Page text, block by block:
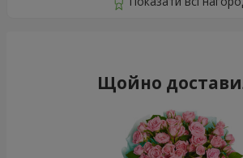
Щойно